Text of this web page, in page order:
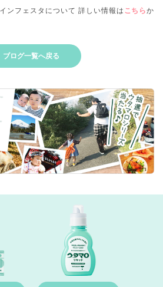
ンフェスタについて 詳しい情報は こちらか
ブログ一覧へ戻る